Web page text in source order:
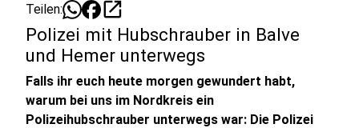
Teilen: open_in_new
Polizei mit Hubschrauber in Balve
und Hemer unterwegs
Falls ihr euch heute morgen gewundert habt,
warum bei uns im Nordkreis ein
Polizeihubschrauber unterwegs war: Die Polizei